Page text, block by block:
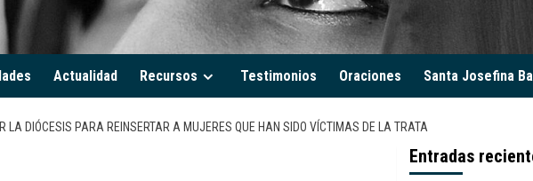
Actualidad Recursos Testimonios Oraciones Santa Josefina
LA DIÓCESIS PARA REINSERTAR A MUJERES QUE HAN SIDO VÍCTIMAS DE LA TRATA
Entradas